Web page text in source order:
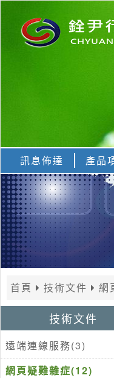
訊息佈達 產品
首頁 技術文件 網
技術文件
遠端連線服務(3)
網頁疑難雜症(12)